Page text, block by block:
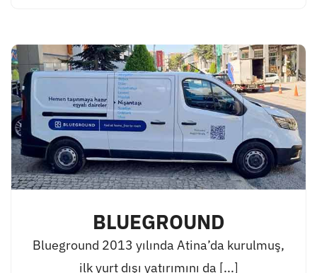
BLUEGROUND
Blueground 2013 yılında Atina’da kurulmuş,
ilk yurt dışı yatırımını da [...]